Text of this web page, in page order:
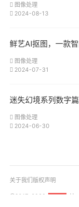
图像处理
2024-08-13
鲜艺AI抠图，一款
图像处理
2024-07-31
迷失幻境系列数字
图像处理
2024-06-30
关于我们 版权声明
@2017-2026 桂